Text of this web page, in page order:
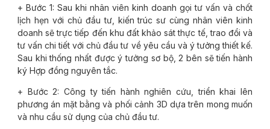
+ Bước 1: Sau khi nhân viên kinh doanh gọi tư vấn và chốt
lịch hẹn với chủ đầu tư, kiến trúc sư cùng nhân viên kinh
doanh sẽ trực tiếp đến khu đất khảo sát thực tế, trao đổi và
tư vấn chi tiết với chủ đầu tư về yêu cầu và ý tưởng thiết kế.
Sau khi thống nhất được ý tưởng sơ bộ, 2 bên sẽ tiến hành
ký Hợp đồng nguyên tắc.
+ Bước 2: Công ty tiến hành nghiên cứu, triển khai lên
phương án mặt bằng và phối cảnh 3D dựa trên mong muốn
và nhu cầu sử dụng của chủ đầu tư.